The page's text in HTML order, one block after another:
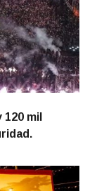
mil